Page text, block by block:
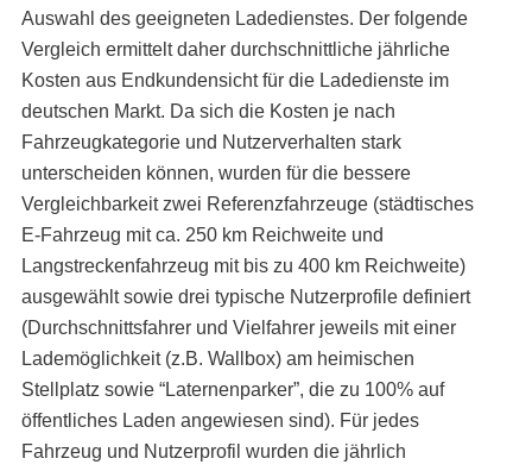
Auswahl des geeigneten Ladedienstes. Der folgende
Vergleich ermittelt daher durchschnittliche jährliche
Kosten aus Endkundensicht für die Ladedienste im
deutschen Markt. Da sich die Kosten je nach
Fahrzeugkategorie und Nutzerverhalten stark
unterscheiden können, wurden für die bessere
Vergleichbarkeit zwei Referenzfahrzeuge (städtisches
E-Fahrzeug mit ca. 250 km Reichweite und
Langstreckenfahrzeug mit bis zu 400 km Reichweite)
ausgewählt sowie drei typische Nutzerprofile definiert
(Durchschnittsfahrer und Vielfahrer jeweils mit einer
Lademöglichkeit (z.B. Wallbox) am heimischen
Stellplatz sowie “Laternenparker”, die zu 100% auf
öffentliches Laden angewiesen sind). Für jedes
Fahrzeug und Nutzerprofil wurden die jährlich